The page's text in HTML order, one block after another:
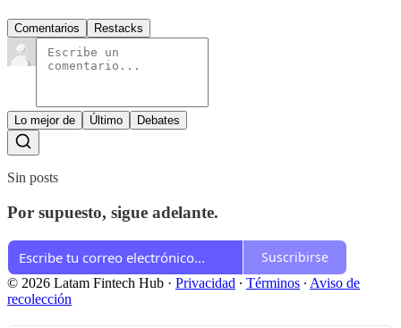
Comentarios Restacks
Lo mejor de Último Debates
Sin posts
Por supuesto, sigue adelante.
Suscribirse
© 2026 Latam Fintech Hub · Privacidad ∙ Términos ∙ Aviso de
recolección